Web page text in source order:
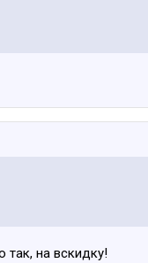
так, на вскидку!